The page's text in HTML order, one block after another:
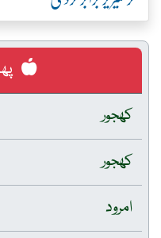
کھجور
کھجور
امرود